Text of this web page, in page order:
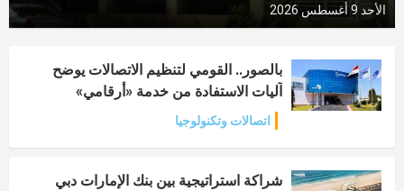
الأحد 9 أغسطس 2026
بالصور.. القومي لتنظيم الاتصالات يوضح
آليات الاستفادة من خدمة «أرقامي»
اتصالات وتكنولوجيا
شراكة استراتيجية بين بنك الإمارات دبي